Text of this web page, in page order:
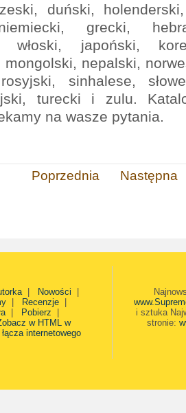
duński,
grecki,
włoski, japoński,
mongolski, nepalski,
sinhalese,
turecki i zulu.
na wasze pytania.
Poprzednia Następna
| Nowości
Recenzje
| Pobierz
w HTML w
internetowego
i sztuka
stronie: